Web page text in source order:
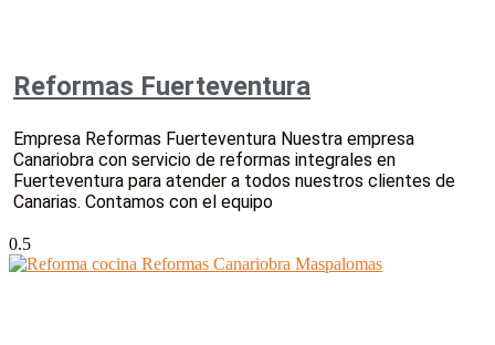
Reformas Fuerteventura
Empresa Reformas Fuerteventura Nuestra empresa
Canariobra con servicio de reformas integrales en
Fuerteventura para atender a todos nuestros clientes de
Canarias. Contamos con el equipo